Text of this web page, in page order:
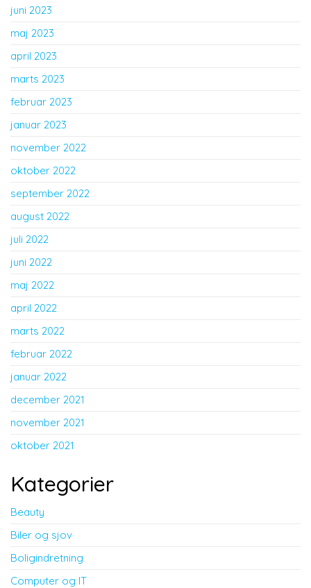
juni 2023
maj 2023
april 2023
marts 2023
februar 2023
januar 2023
november 2022
oktober 2022
september 2022
august 2022
juli 2022
juni 2022
maj 2022
april 2022
marts 2022
februar 2022
januar 2022
december 2021
november 2021
oktober 2021
Kategorier
Beauty
Biler og sjov
Boligindretning
Computer og IT